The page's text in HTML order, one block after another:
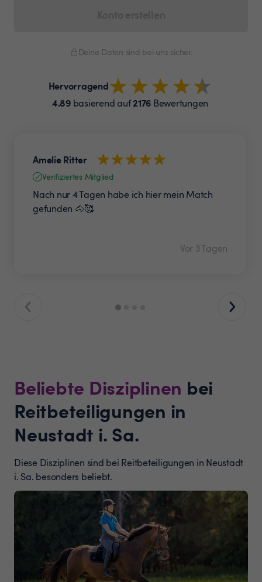
Deine Daten sind bei uns sicher.
Hervorragend
4.89basierend auf2176 Bewertungen
Amelie Ritter
Verifiziertes Mitglied
Nach nur 4 Tagen habe ich hier mein Match
gefunden 🐴🥰
Vor 3 Tagen
Beliebte Disziplinen bei
Reitbeteiligungen in
Neustadt i. Sa.
Diese Disziplinen sind bei Reitbeteiligungen in Neustadt
i. Sa. besonders beliebt.